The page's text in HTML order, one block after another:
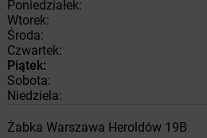
Poniedziałek:
Wtorek:
Środa:
Czwartek:
Piątek:
Sobota:
Niedziela:
Żabka Warszawa Heroldów 19B